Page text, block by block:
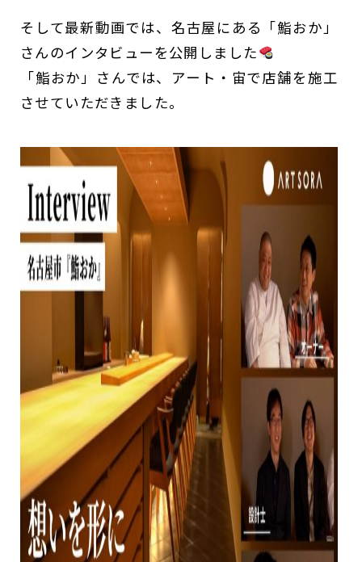
そして最新動画では、名古屋にある「鮨おか」
さんのインタビューを公開しました
「鮨おか」さんでは、アート・宙で店舗を施工
させていただきました。